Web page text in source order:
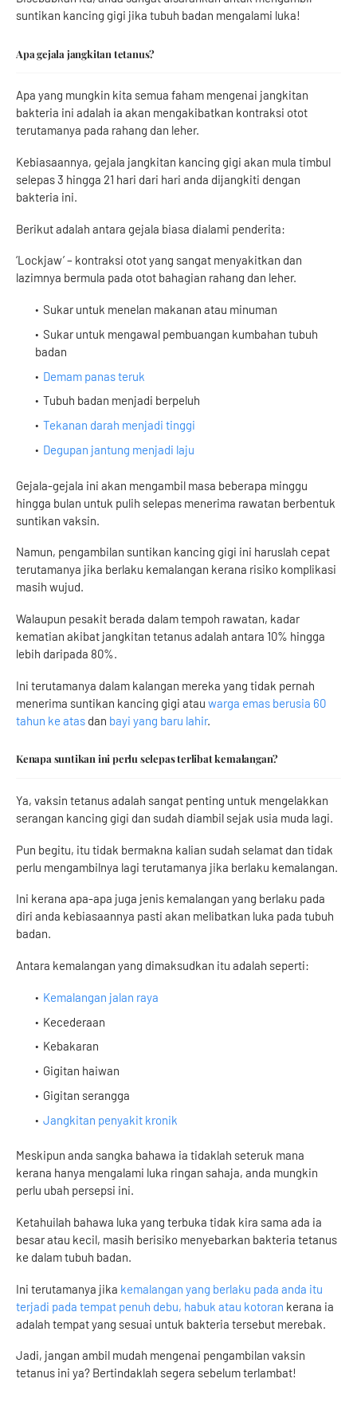
suntikan kancing gigi jika tubuh badan mengalami luka!
Apa gejala jangkitan tetanus?
Apa yang mungkin kita semua faham mengenai jangkitan
bakteria ini adalah ia akan mengakibatkan kontraksi otot
terutamanya pada rahang dan leher.
Kebiasaannya, gejala jangkitan kancing gigi akan mula timbul
selepas 3 hingga 21 hari dari hari anda dijangkiti dengan
bakteria ini.
Berikut adalah antara gejala biasa dialami penderita:
‘Lockjaw’ – kontraksi otot yang sangat menyakitkan dan
lazimnya bermula pada otot bahagian rahang dan leher.
Sukar untuk menelan makanan atau minuman
Sukar untuk mengawal pembuangan kumbahan tubuh
badan
Demam panas teruk
Tubuh badan menjadi berpeluh
Tekanan darah menjadi tinggi
Degupan jantung menjadi laju
Gejala-gejala ini akan mengambil masa beberapa minggu
hingga bulan untuk pulih selepas menerima rawatan berbentuk
suntikan vaksin.
Namun, pengambilan suntikan kancing gigi ini haruslah cepat
terutamanya jika berlaku kemalangan kerana risiko komplikasi
masih wujud.
Walaupun pesakit berada dalam tempoh rawatan, kadar
kematian akibat jangkitan tetanus adalah antara 10% hingga
lebih daripada 80%.
Ini terutamanya dalam kalangan mereka yang tidak pernah
menerima suntikan kancing gigi atau warga emas berusia 60
tahun ke atas dan bayi yang baru lahir.
Kenapa suntikan ini perlu selepas terlibat kemalangan?
Ya, vaksin tetanus adalah sangat penting untuk mengelakkan
serangan kancing gigi dan sudah diambil sejak usia muda lagi.
Pun begitu, itu tidak bermakna kalian sudah selamat dan tidak
perlu mengambilnya lagi terutamanya jika berlaku kemalangan.
Ini kerana apa-apa juga jenis kemalangan yang berlaku pada
diri anda kebiasaannya pasti akan melibatkan luka pada tubuh
badan.
Antara kemalangan yang dimaksudkan itu adalah seperti:
Kemalangan jalan raya
Kecederaan
Kebakaran
Gigitan haiwan
Gigitan serangga
Jangkitan penyakit kronik
Meskipun anda sangka bahawa ia tidaklah seteruk mana
kerana hanya mengalami luka ringan sahaja, anda mungkin
perlu ubah persepsi ini.
Ketahuilah bahawa luka yang terbuka tidak kira sama ada ia
besar atau kecil, masih berisiko menyebarkan bakteria tetanus
ke dalam tubuh badan.
Ini terutamanya jika kemalangan yang berlaku pada anda itu
terjadi pada tempat penuh debu, habuk atau kotoran kerana ia
adalah tempat yang sesuai untuk bakteria tersebut merebak.
Jadi, jangan ambil mudah mengenai pengambilan vaksin
tetanus ini ya? Bertindaklah segera sebelum terlambat!